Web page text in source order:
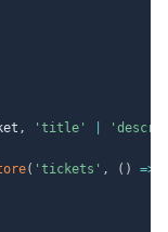
, 'title'
( 'tickets' , ( ) =>